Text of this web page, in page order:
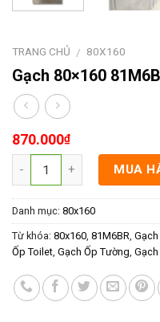
TRANG CHỦ / 80X160
Gạch 80×160
870.000₫
MUA
Danh mục: 80x160
Từ khóa: 80x160, 81M6BR, Gạch
Ốp Toilet, Gạch Ốp Tường,